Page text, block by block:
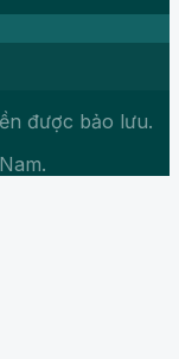
được bảo lưu.